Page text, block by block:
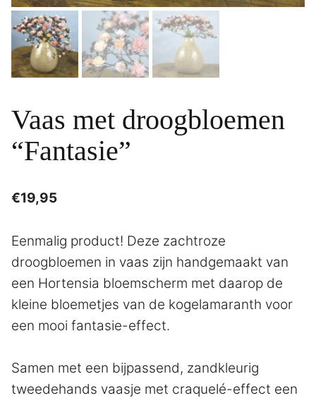
Vaas met droogbloemen
“Fantasie”
€19,95
Eenmalig product! Deze zachtroze
droogbloemen in vaas zijn handgemaakt van
een Hortensia bloemscherm met daarop de
kleine bloemetjes van de kogelamaranth voor
een mooi fantasie-effect.
Samen met een bijpassend, zandkleurig
tweedehands vaasje met craquelé-effect een